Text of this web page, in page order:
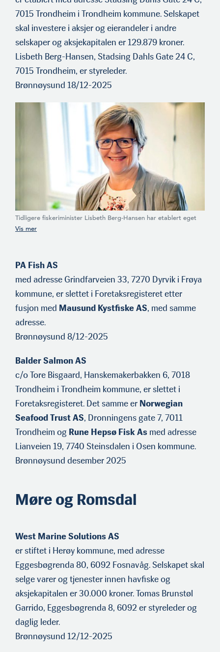
7015 Trondheim i Trondheim kommune. Selskapet
skal investere i aksjer og eierandeler i andre
selskaper og aksjekapitalen er 129.879 kroner.
Lisbeth Berg-Hansen, Stadsing Dahls Gate 24 C,
7015 Trondheim, er styreleder.
Brønnøysund 18/12-2025
Tidligere fiskeriminister Lisbeth Berg-Hansen har etablert eget
investeringsselskap med adresse i Trondheim. Hun er også
PA Fish AS
med adresse Grindfarveien 33, 7270 Dyrvik i Frøya
kommune, er slettet i Foretaksregisteret etter
fusjon med Mausund Kystfiske AS, med samme
adresse.
Brønnøysund 8/12-2025
Balder Salmon AS
c/o Tore Bisgaard, Hanskemakerbakken 6, 7018
Trondheim i Trondheim kommune, er slettet i
Foretaksregisteret. Det samme er Norwegian
Seafood Trust AS, Dronningens gate 7, 7011
Trondheim og Rune Hepsø Fisk As med adresse
Lianveien 19, 7740 Steinsdalen i Osen kommune.
Brønnøysund desember 2025
Møre og Romsdal
West Marine Solutions AS
er stiftet i Herøy kommune, med adresse
Eggesbøgrenda 80, 6092 Fosnavåg. Selskapet skal
selge varer og tjenester innen havfiske og
aksjekapitalen er 30.000 kroner. Tomas Brunstøl
Garrido, Eggesbøgrenda 8, 6092 er styreleder og
daglig leder.
Brønnøysund 12/12-2025